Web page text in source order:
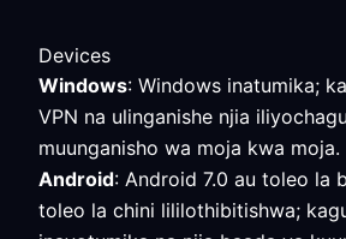
Devices
Windows: Windows inatumika;
VPN na ulinganishe njia
muunganisho wa moja kwa moja.
Android: Android 7.0 au toleo la
toleo la chini lililothibitishwa;